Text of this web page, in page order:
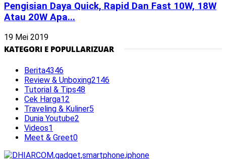
Pengisian Daya Quick, Rapid Dan Fast 10W, 18W
Atau 20W Apa...
19 Mei 2019
KATEGORI E POPULLARIZUAR
Berita4346
Review & Unboxing2146
Tutorial & Tips48
Cek Harga12
Traveling & Kuliner5
Dunia Youtube2
Videos1
Meet & Greet0